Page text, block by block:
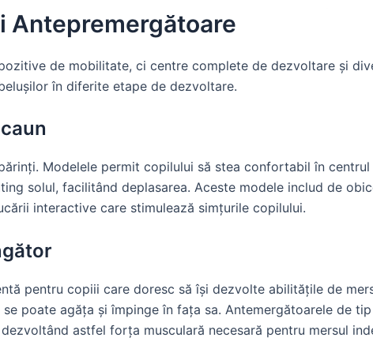
Antepremergătoare
de mobilitate, ci centre complete de dezvoltare și
în diferite etape de dezvoltare.
Modelele permit copilului să stea confortabil în
solul, facilitând deplasarea. Aceste modele includ de
interactive care stimulează simțurile copilului.
pentru copiii care doresc să își dezvolte abilitățile de
poate agăța și împinge în fața sa. Antemergătoarele de
astfel forța musculară necesară pentru mersul